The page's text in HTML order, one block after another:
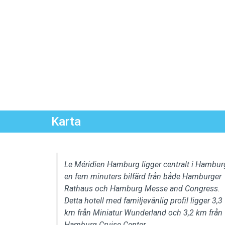
Karta
Le Méridien Hamburg ligger centralt i
en fem minuters bilfärd från både Hamburger
Rathaus och Hamburg Messe and Congress.
Detta hotell med familjevänlig profil ligger 3,3
km från Miniatur Wunderland och 3,2 km från